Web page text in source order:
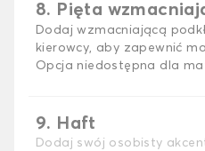
8. Pięta
Dodaj wzmacniającą
kierowcy, aby zapewnić
Opcja niedostępna dla
9. Haft
Dodaj swój osobisty